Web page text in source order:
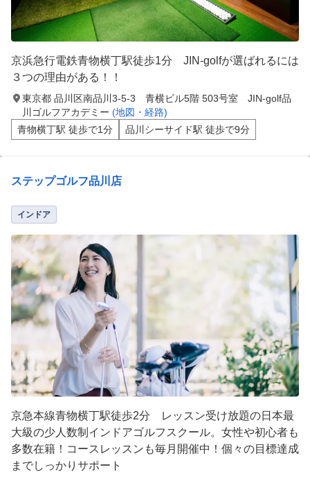
京浜急行電鉄青物横丁駅徒歩1分 JIN-golfが選ばれるには
３つの理由がある！！
東京都 品川区南品川3-5-3 青横ビル5階 503号室 JIN-golf品
川ゴルフアカデミー (地図・経路)
青物横丁駅 徒歩で1分
品川シーサイド駅 徒歩で9分
ステップゴルフ品川店
インドア
京急本線青物横丁駅徒歩2分 レッスン受け放題の日本最
大級の少人数制インドアゴルフスクール。女性や初心者も
多数在籍！コースレッスンも毎月開催中！個々の目標達成
までしっかりサポート